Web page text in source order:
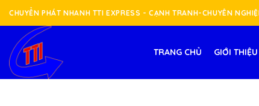
Skip
content
CHUYỂN PHÁT NHANH TTI EXPRESS - CẠNH TRANH-CHUYÊN
TRANG CHỦ GIỚI THIỆU